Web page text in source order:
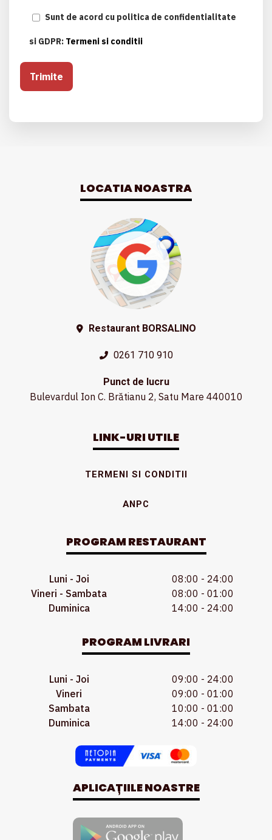
Sunt de acord cu politica de confidentialitate
si GDPR: Termeni si conditii
LOCATIA NOASTRA
Restaurant BORSALINO
0261 710 910
Punct de lucru
Bulevardul Ion C. Brătianu 2, Satu Mare 440010
LINK-URI UTILE
TERMENI SI CONDITII
ANPC
PROGRAM RESTAURANT
Luni - Joi
08:00 - 24:00
Vineri - Sambata
08:00 - 01:00
Duminica
14:00 - 24:00
PROGRAM LIVRARI
Luni - Joi
09:00 - 24:00
Vineri
09:00 - 01:00
Sambata
10:00 - 01:00
Duminica
14:00 - 24:00
APLICAȚIILE NOASTRE